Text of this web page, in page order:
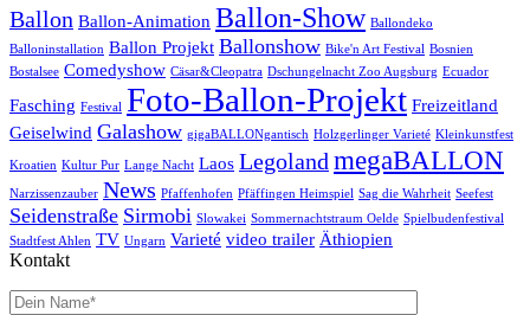
Ballon Ballon-Animation Ballon-Show Ballondeko
Balloninstallation Ballon Projekt Ballonshow Bike'n Art Festival Bosnien
Bostalsee Comedyshow Cäsar&Cleopatra Dschungelnacht Zoo Augsburg Ecuador
Fasching Festival Foto-Ballon-Projekt Freizeitland
Geiselwind Galashow gigaBALLONgantisch Holzgerlinger Varieté Kleinkunstfest
Kroatien Kultur Pur Lange Nacht Laos LegolandmegaBALLON
Narzissenzauber News Pfaffenhofen Pfäffingen Heimspiel Sag die Wahrheit Seefest
Seidenstraße Sirmobi Slowakei Sommernachtstraum Oelde Spielbudenfestival
Stadtfest Ahlen TV Ungarn Varieté video trailer Äthiopien
Kontakt